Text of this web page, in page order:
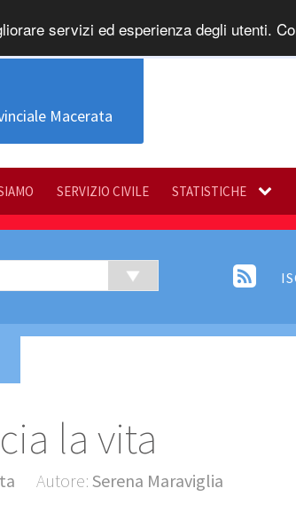
servizi ed esperienza degli utenti.
Macerata
SERVIZIO CIVILE STATISTICHE
la vita
Autore: Serena Maraviglia